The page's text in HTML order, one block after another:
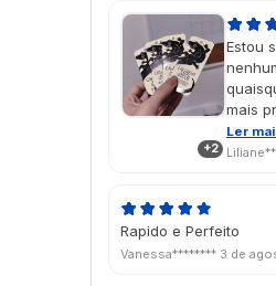
+2
Estou
mais
É um
Ler
Rapido e Perfeito
Vanessa******** 3 de